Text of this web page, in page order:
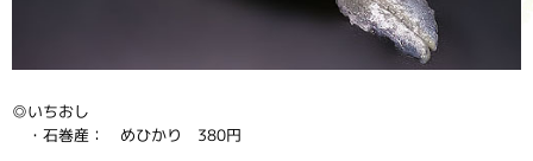
◎いちおし
・石巻産： めひかり 380円